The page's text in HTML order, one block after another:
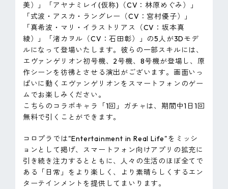
美）」「アヤナミレイ(仮称)（CV：林原めぐみ）」
「式波・アスカ・ラングレー（CV：宮村優子）」
「真希波・マリ・イラストリアス（CV：坂本真
綾）」「渚カヲル（CV：石田彰）」の5人が3Dモデ
ルになって登場いたします。彼らの一部スキルには、
エヴァンゲリオン初号機、2号機、8号機が登場し、原
作シーンを彷彿とさせる演出がございます。画面いっ
ぱいに動くエヴァンゲリオンをスマートフォンのゲー
ムでお楽しみください。
こちらのコラボキャラ「1回」ガチャは、期間中1日1回
無料で引くことができます。
コロプラでは"Entertainment in Real Life"をミッシ
ョンとして掲げ、スマートフォン向けアプリの拡充に
引き続き注力するとともに、人々の生活のほぼ全てで
ある「日常」をより楽しく、より素晴らしくするエン
ターテインメントを提供してまいります。